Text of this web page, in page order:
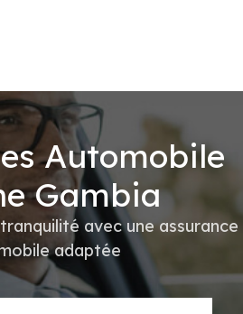
Automobile
Gambia
avec une assurance
adaptée